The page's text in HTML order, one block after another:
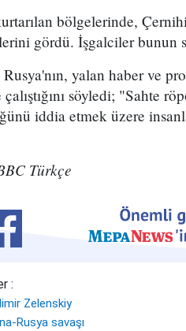
bölgelerinde,
gördü. İşgalciler bunun
yalan haber ve
söyledi; "Sahte
iddia etmek üzere
Türkçe
:
Zelenskiy
Rusya savaşı